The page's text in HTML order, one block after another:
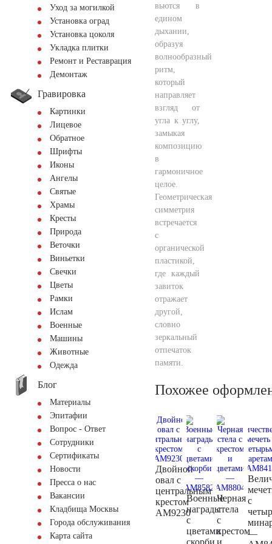
Уход за могилкой
Установка оград
Установка цоколя
Укладка плитки
Ремонт и Реставрация
Демонтаж
Гравировка
Картинки
Лицевое
Обратное
Шрифты
Иконы
Ангелы
Святые
Храмы
Кресты
Природа
Веточки
Виньетки
Свечки
Цветы
Рамки
Ислам
Военные
Машины
Животные
Одежда
Блог
Материалы
Эпитафии
Вопрос - Ответ
Сотрудники
Сертификаты
Новости
Пресса о нас
Вакансии
Кладбища Москвы
Города обслуживания
Карта сайта
вьются в
едином
дыхании,
образуя
волнообразный
ритм,
который
направляет
взгляд от
угла к углу,
замыкая
композицию
в
гармоничное
целое.
Геометрическая
симметрия
встречается
с
органической
пластикой,
где каждый
завиток
отражает
другой,
словно
зеркальный
отпечаток
памяти.
Похожее
Двойной
овал с
центральным
крестом
AM9230
Военные
награды
с
цветами
скорби
Черная
стела
с
крестом
и
с
—